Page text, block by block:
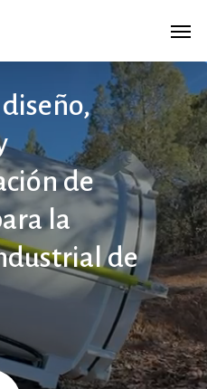
diseño,
de
la
de